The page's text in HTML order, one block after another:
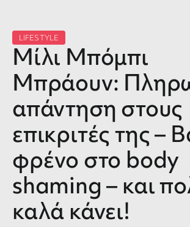
LIFESTYLE
Μίλι Μπόμπι
Μπράουν:
απάντηση στους
επικριτές της –
φρένο στο body
shaming – και
καλά κάνει!